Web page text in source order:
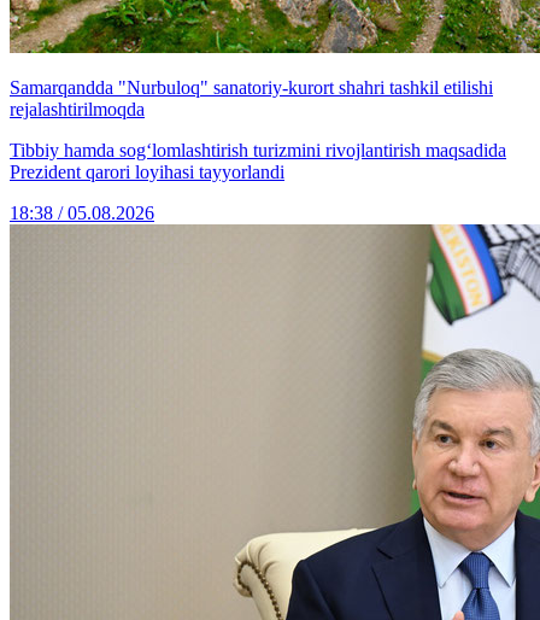
Samarqandda "Nurbuloq" sanatoriy-kurort shahri tashkil etilishi
rejalashtirilmoqda
Tibbiy hamda sog‘lomlashtirish turizmini rivojlantirish maqsadida
Prezident qarori loyihasi tayyorlandi
18:38 / 05.08.2026